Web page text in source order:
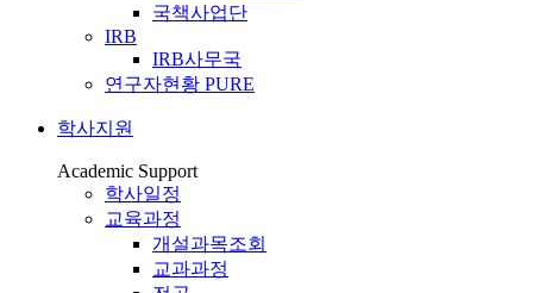
국책사업단
IRB
IRB사무국
연구자현황 PURE
학사지원
Academic Support
학사일정
교육과정
개설과목조회
교과과정